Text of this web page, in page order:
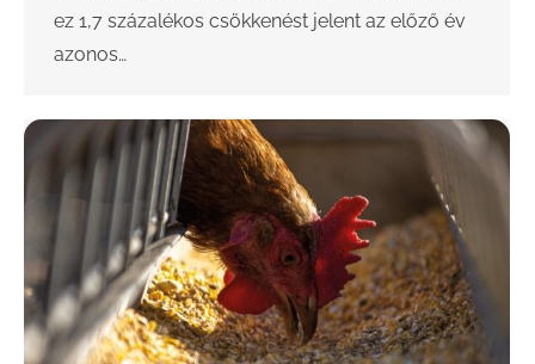
ez 1,7 százalékos csökkenést jelent az előző év
azonos…